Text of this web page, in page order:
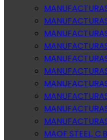
MAOF STEEL,